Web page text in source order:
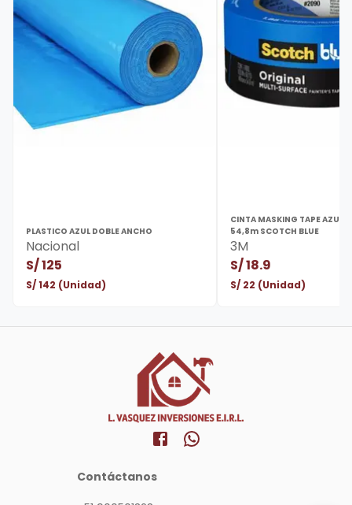
PLASTICO AZUL DOBLE ANCHO
Nacional
S/125
S/142 (Unidad)
CINTA MASKING TAPE AZUL
54,8m SCOTCH BLUE
3M
S/18.9
S/ 22 (Unidad)
Contáctanos